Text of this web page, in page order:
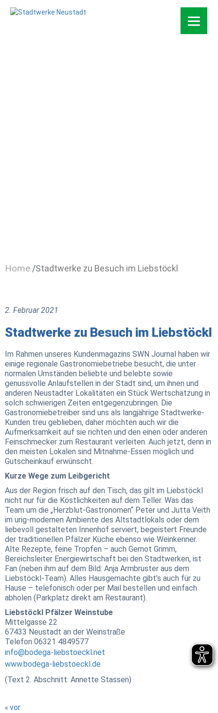
Home /Stadtwerke zu Besuch im Liebstöckl
2. Februar 2021
Stadtwerke zu Besuch im Liebstöckl
Im Rahmen unseres Kundenmagazins SWN Journal haben wir
einige regionale Gastronomiebetriebe besucht, die unter
normalen Umständen beliebte und belebte sowie
genussvolle Anlaufstellen in der Stadt sind, um ihnen und
anderen Neustadter Lokalitäten ein Stück Wertschätzung in
solch schwierigen Zeiten entgegenzubringen. Die
Gastronomiebetreiber sind uns als langjährige Stadtwerke-
Kunden treu geblieben, daher möchten auch wir die
Aufmerksamkeit auf sie richten und den einen oder anderen
Feinschmecker zum Restaurant verleiten. Auch jetzt, denn in
den meisten Lokalen sind Mitnahme-Essen möglich und
Gutscheinkauf erwünscht.
Kurze Wege zum Leibgericht
Aus der Region frisch auf den Tisch, das gilt im Liebstöckl
nicht nur für die Köstlichkeiten auf dem Teller. Was das
Team um die „Herzblut-Gastronomen“ Peter und Jutta Veith
im urig-modernen Ambiente des Altstadtlokals oder dem
liebevoll gestalteten Innenhof serviert, begeistert Freunde
der traditionellen Pfälzer Küche ebenso wie Weinkenner.
Alte Rezepte, feine Tropfen – auch Gernot Grimm,
Bereichsleiter Energiewirtschaft bei den Stadtwerken, ist
Fan (neben ihm auf dem Bild: Anja Armbruster aus dem
Liebstöckl-Team). Alles Hausgemachte gibt’s auch für zu
Hause – telefonisch oder per Mail bestellen und einfach
abholen (Parkplatz direkt am Restaurant).
Liebstöckl Pfälzer Weinstube
Mittelgasse 22
67433 Neustadt an der Weinstraße
Telefon 06321 4849577
info@bodega-liebstoeckl.net
www.bodega-liebstoeckl.de
(Text 2. Abschnitt: Annette Stassen)
« vor